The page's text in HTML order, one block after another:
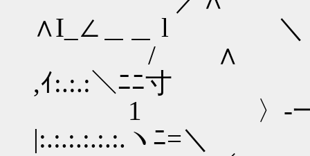
∧I_∠＿＿ l ＼
/
,ｲ:.:.:＼ﾆﾆ寸
1 〉
|:.:.:.:.:.:.ヽﾆ=